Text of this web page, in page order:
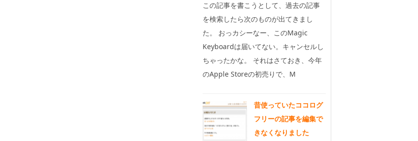
この記事を書こうとして、過去の記事
を検索したら次のものが出てきまし
た。 おっカシーなー、このMagic
Keyboardは届いてない。キャンセルし
ちゃったかな。 それはさておき、今年
のApple Storeの初売りで、M
昔使っていたココログ
フリーの記事を編集で
きなくなりました